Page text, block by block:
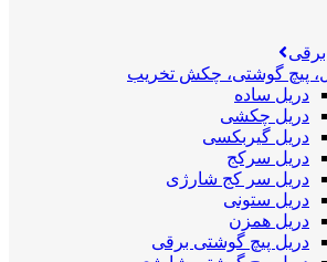
برقی
پیچ گوشتی، چکش تخریب
دریل ساده
دریل چکشی
دریل گیربکسی
دریل سرکج
دریل سر کج شارژی
دریل ستونی
دریل همزن
دریل پیچ گوشتی برقی